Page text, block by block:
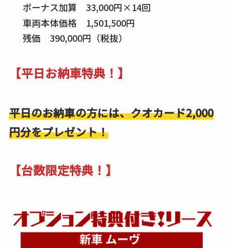
ボーナス加算 33,000円×14回
車両本体価格 1,501,500円
残価 390,000円（税抜）
【平日お納車特典！】
平日のお納車の方には、クオカード2,000
円分をプレゼント！
【台数限定特典！】